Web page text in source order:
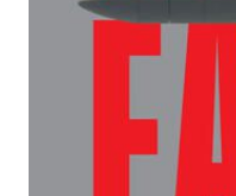
Verlag: Molden Verlag
Verlagsgruppe Styria GmbH